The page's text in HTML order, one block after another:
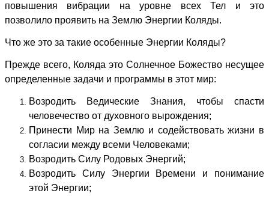
повышения вибрации на уровне всех Тел и это
позволило проявить на Землю Энергии Коляды.
Что же это за такие особенные Энергии Коляды?
Прежде всего, Коляда это Солнечное Божество несущее
определенные задачи и программы в этот мир:
Возродить Ведические Знания, чтобы спасти
человечество от духовного вырождения;
Принести Мир на Землю и содействовать жизни в
согласии между всеми Человеками;
Возродить Силу Родовых Энергий;
Возродить Силу Энергии Времени и понимание
этой Энергии;